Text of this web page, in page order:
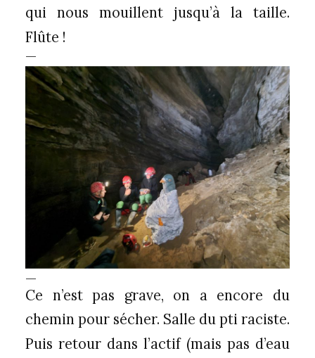
qui nous mouillent jusqu’à la taille.
Flûte !
—
—
Ce n’est pas grave, on a encore du
chemin pour sécher. Salle du pti raciste.
Puis retour dans l’actif (mais pas d’eau